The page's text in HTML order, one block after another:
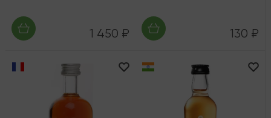
1 450 ₽ 130 ₽